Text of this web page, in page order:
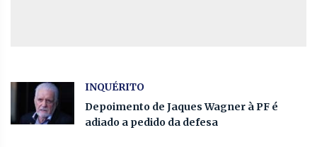
INQUÉRITO
Depoimento de Jaques Wagner à PF é
adiado a pedido da defesa